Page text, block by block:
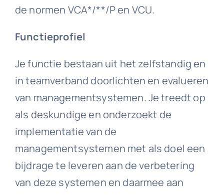
de normen VCA*/**/P en VCU.
Functieprofiel
Je functie bestaan uit het zelfstandig en
in teamverband doorlichten en evalueren
van managementsystemen. Je treedt op
als deskundige en onderzoekt de
implementatie van de
managementsystemen met als doel een
bijdrage te leveren aan de verbetering
van deze systemen en daarmee aan